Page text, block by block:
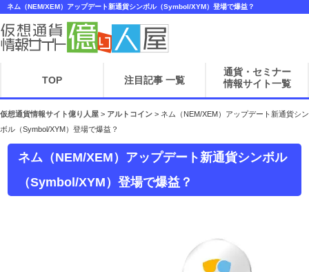
ネム（NEM/XEM）アップデート新通貨シンボル（Symbol/XYM）登場で爆益？
TOP 注目記事 一覧
通貨・セミナー
情報サイト一覧
仮想通貨情報サイト億り人屋 > アルトコイン > ネム（NEM/XEM）アップデート新通貨シン
ボル（Symbol/XYM）登場で爆益？
ネム（NEM/XEM）アップデート新通貨シンボル
（Symbol/XYM）登場で爆益？